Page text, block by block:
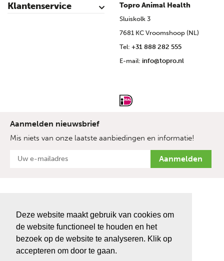
Deze website maakt gebruik van cookies om
de website functioneel te houden en het
bezoek op de website te analyseren. Klik op
accepteren om door te gaan.
Klantenservice
Contact
Mijn account
Veilig winkelen
Algemene voorwaarden
Privacy- en cookieverklaring
Disclaimer
Bronvermelding
Sitemap
Topro Partners
Cow Programme krant archief
Topro Animal Health
Sluiskolk 3
7681 KC Vroomshoop (NL)
Tel: +31 888 282 555
E-mail: info@topro.nl
Aanmelden nieuwsbrief
Mis niets van onze laatste aanbiedingen en informatie!